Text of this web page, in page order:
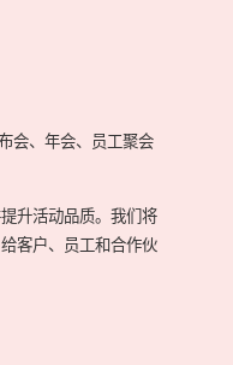
会、年会、员工聚会
升活动品质。我们将
客户、员工和合作伙